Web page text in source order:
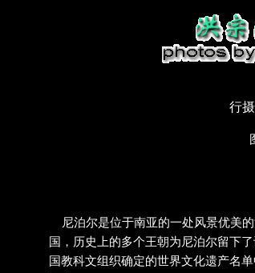
行
尼泊尔是位于南亚的一处风景优美
国，历史上的多个王朝为尼泊尔留下
国教科文组织确定的世界文化遗产名